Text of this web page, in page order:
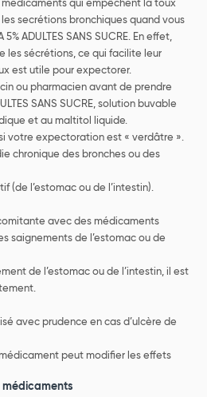
médicaments qui empêchent la toux
secrétions bronchiques quand vous
ADULTES SANS SUCRE. En effet,
les sécrétions, ce qui facilite leur
est utile pour expectorer.
ou pharmacien avant de prendre
SANS SUCRE, solution buvable
et au maltitol liquide.
votre expectoration est « verdâtre ».
chronique des bronches ou des
(de l’estomac ou de l’intestin).
avec des médicaments
saignements de l’estomac ou de
de l’estomac ou de l’intestin, il est
avec prudence en cas d’ulcère de
peut modifier les effets
médicaments